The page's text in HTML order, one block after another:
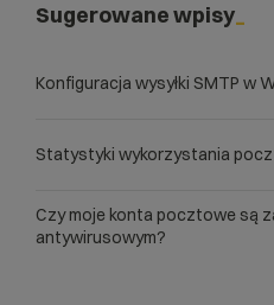
Sugerowane wpisy
Konfiguracja wysyłki SMTP w
Statystyki wykorzystania
Czy moje konta pocztowe są
antywirusowym?